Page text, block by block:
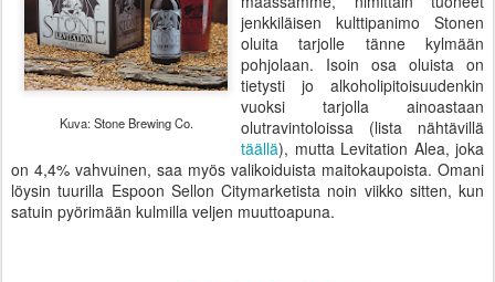
Kuva: Stone Brewing Co.
jenkkiläisen kulttipanimo Stonen
oluita tarjolle tänne kylmään
pohjolaan. Isoin osa oluista on
tietysti jo alkoholipitoisuudenkin
vuoksi tarjolla ainoastaan
olutravintoloissa (lista nähtävillä
täällä), mutta Levitation Alea, joka
on 4,4% vahvuinen, saa myös valikoiduista maitokaupoista. Omani
löysin tuurilla Espoon Sellon Citymarketista noin viikko sitten, kun
satuin pyörimään kulmilla veljen muuttoapuna.